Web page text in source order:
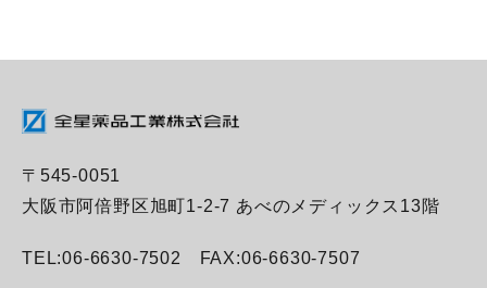
〒545-0051
大阪市阿倍野区旭町1-2-7 あべのメディックス13階
TEL:06-6630-7502 FAX:06-6630-7507